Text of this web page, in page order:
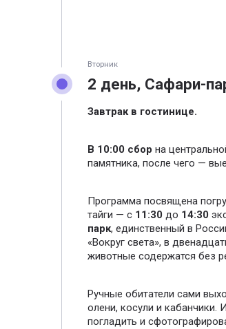
Вторник
2 день, Сафари-
Завтрак в гостинице.
В 10:00 сбор на
памятника, после чего —
Программа посвящена
тайги — с 11:30 до 14:30
парк, единственный в
«Вокруг света», в
животные содержатся без
Ручные обитатели сами
олени, косули и кабанчики.
погладить и